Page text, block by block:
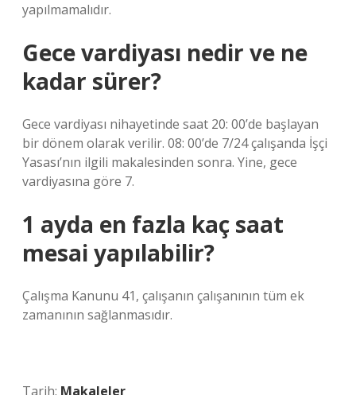
yapılmamalıdır.
Gece vardiyası nedir ve ne
kadar sürer?
Gece vardiyası nihayetinde saat 20: 00’de başlayan
bir dönem olarak verilir. 08: 00’de 7/24 çalışanda İşçi
Yasası’nın ilgili makalesinden sonra. Yine, gece
vardiyasına göre 7.
1 ayda en fazla kaç saat
mesai yapılabilir?
Çalışma Kanunu 41, çalışanın çalışanının tüm ek
zamanının sağlanmasıdır.
Tarih: Makaleler